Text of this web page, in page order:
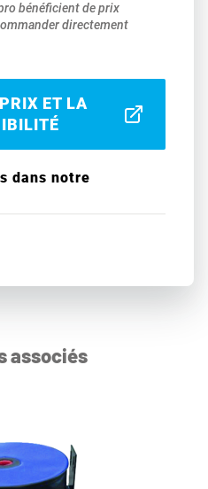
bénéficient de prix
directement
ET LA
dans notre
associés